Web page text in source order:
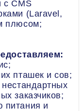
с CMS
(Laravel,
плюсом;
пташек и сов;
заказчиков;
питания и